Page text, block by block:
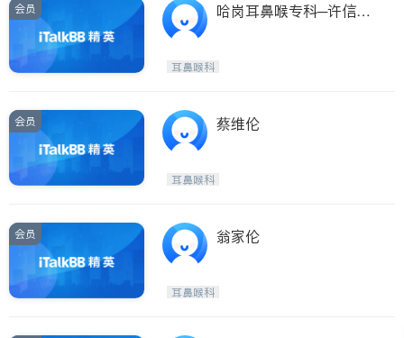
会员
哈岗耳鼻喉专科─许信夫
耳鼻喉科
会员 蔡维伦
耳鼻喉科
会员 翁家伦
耳鼻喉科